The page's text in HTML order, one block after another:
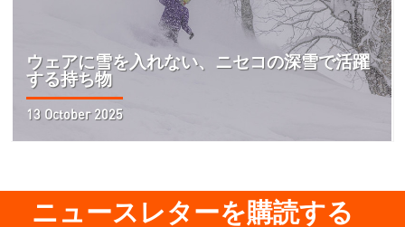
ウェアに雪を入れない、ニセコの深雪で活躍
する持ち物
13 October 2025
ニュースレターを購読する